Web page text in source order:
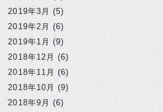
2019年3月 (5)
2019年2月 (6)
2019年1月 (9)
2018年12月 (6)
2018年11月 (6)
2018年10月 (9)
2018年9月 (6)